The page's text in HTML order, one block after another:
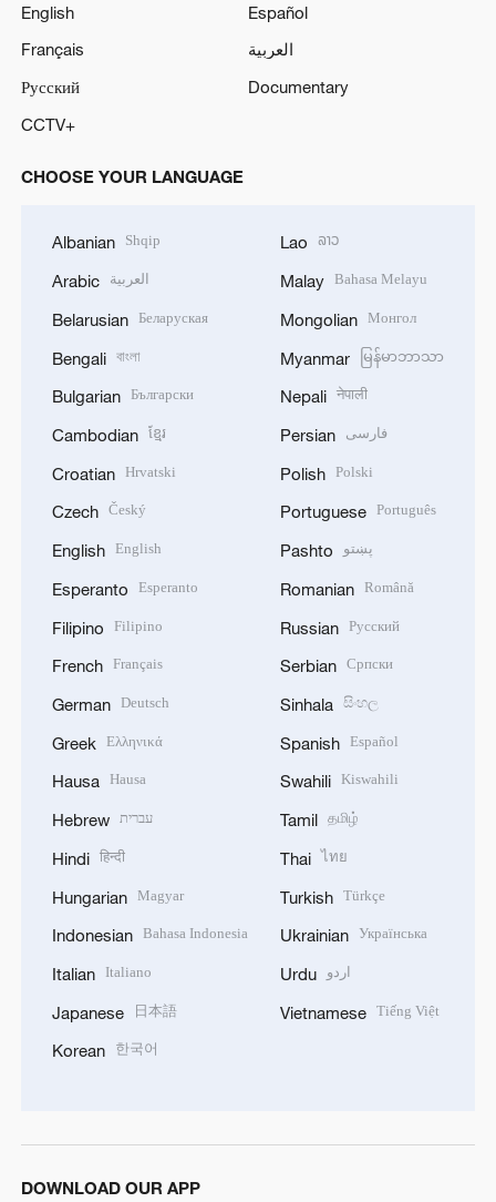
English
Español
Français
العربية
Русский
Documentary
CCTV+
CHOOSE YOUR LANGUAGE
Albanian Shqip
Arabic العربية
Belarusian Беларуская
Bengali বাংলা
Bulgarian Български
Cambodian ខ្មែរ
Croatian Hrvatski
Czech Český
English English
Esperanto Esperanto
Filipino Filipino
French Français
German Deutsch
Greek Ελληνικά
Hausa Hausa
Hebrew עברית
Hindi हिन्दी
Hungarian Magyar
Indonesian Bahasa Indonesia
Italian Italiano
Japanese 日本語
Korean 한국어
Lao ລາວ
Malay Bahasa Melayu
Mongolian Монгол
Myanmar မြန်မာဘာသာ
Nepali नेपाली
Persian فارسی
Polish Polski
Portuguese Português
Pashto پښتو
Romanian Română
Russian Русский
Serbian Српски
Sinhala සිංහල
Spanish Español
Swahili Kiswahili
Tamil தமிழ்
Thai ไทย
Turkish Türkçe
Ukrainian Українська
Urdu اردو
Vietnamese Tiếng Việt
DOWNLOAD OUR APP